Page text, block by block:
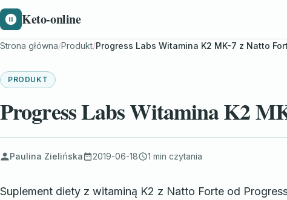
Keto-online
Strona główna/Produkt/Progress Labs Witamina K2 MK-7 z Natto
PRODUKT
Progress Labs Witamina K2
Paulina Zielińska 2019-06-18 1 min czytania
Suplement diety z witaminą K2 z Natto Forte od